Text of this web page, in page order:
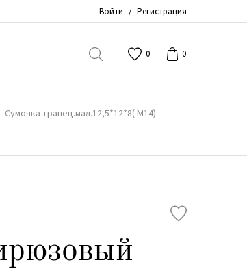
Войти / Регистрация
0 0
Сумочка трапец.мал.12,5*12*8( М14)